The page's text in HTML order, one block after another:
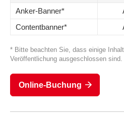
Anker-Banner*
Contentbanner*
* Bitte beachten Sie, dass einige
Veröffentlichung ausgeschlossen sind.
Online-Buchung